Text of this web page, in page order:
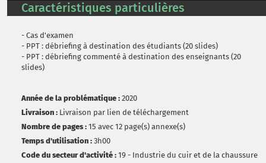
Caractéristiques particulières
- Cas d'examen
- PPT : débriefing à destination des étudiants (20 slides)
- PPT : débriefing commenté à destination des enseignants (20
slides)
Année de la problématique : 2020
Livraison : Livraison par lien de téléchargement
Nombre de pages : 15 avec 12 page(s) annexe(s)
Temps d'utilisation : 3h00
Code du secteur d'activité : 19 - Industrie du cuir et de la chaussure